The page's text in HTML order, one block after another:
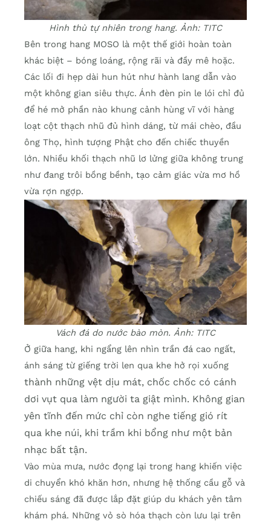
Hình thù tự nhiên trong hang. Ảnh: TITC
Bên trong hang MOSO là một thế giới hoàn toàn
khác biệt – bóng loáng, rộng rãi và đầy mê hoặc.
Các lối đi hẹp dài hun hút như hành lang dẫn vào
một không gian siêu thực. Ánh đèn pin le lói chỉ đủ
để hé mở phần nào khung cảnh hùng vĩ với hàng
loạt cột thạch nhũ đủ hình dáng, từ mái chèo, đầu
ông Thọ, hình tượng Phật cho đến chiếc thuyền
lớn. Nhiều khối thạch nhũ lơ lửng giữa không trung
như đang trôi bồng bềnh, tạo cảm giác vừa mơ hồ
vừa rợn ngợp.
Vách đá do nước bào mòn. Ảnh: TITC
Ở giữa hang, khi ngẩng lên nhìn trần đá cao ngất,
ánh sáng từ giếng trời len qua khe hở rọi xuống
thành những vệt dịu mát, chốc chốc có cánh
dơi vụt qua làm người ta giật mình. Không gian
yên tĩnh đến mức chỉ còn nghe tiếng gió rít
qua khe núi, khi trầm khi bổng như một bản
nhạc bất tận.
Vào mùa mưa, nước đọng lại trong hang khiến việc
di chuyển khó khăn hơn, nhưng hệ thống cầu gỗ và
chiếu sáng đã được lắp đặt giúp du khách yên tâm
khám phá. Những vỏ sò hóa thạch còn lưu lại trên